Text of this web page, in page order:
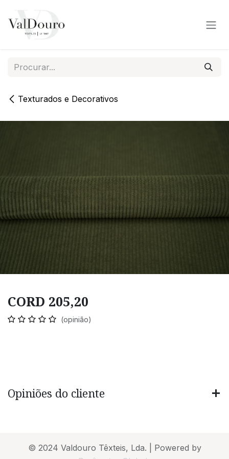
Texturados e Decorativos
CORD 205,20
(opinião)
Opiniões do cliente
© 2024 Valdouro Têxteis, Lda. | Powered by